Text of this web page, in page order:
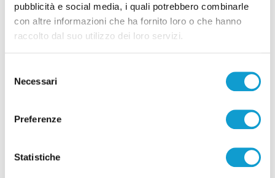
pubblicità e social media, i quali potrebbero combinarle
con altre informazioni che ha fornito loro o che hanno
raccolto dal suo utilizzo dei loro servizi.
delNecessari
Preferenze
Statistiche